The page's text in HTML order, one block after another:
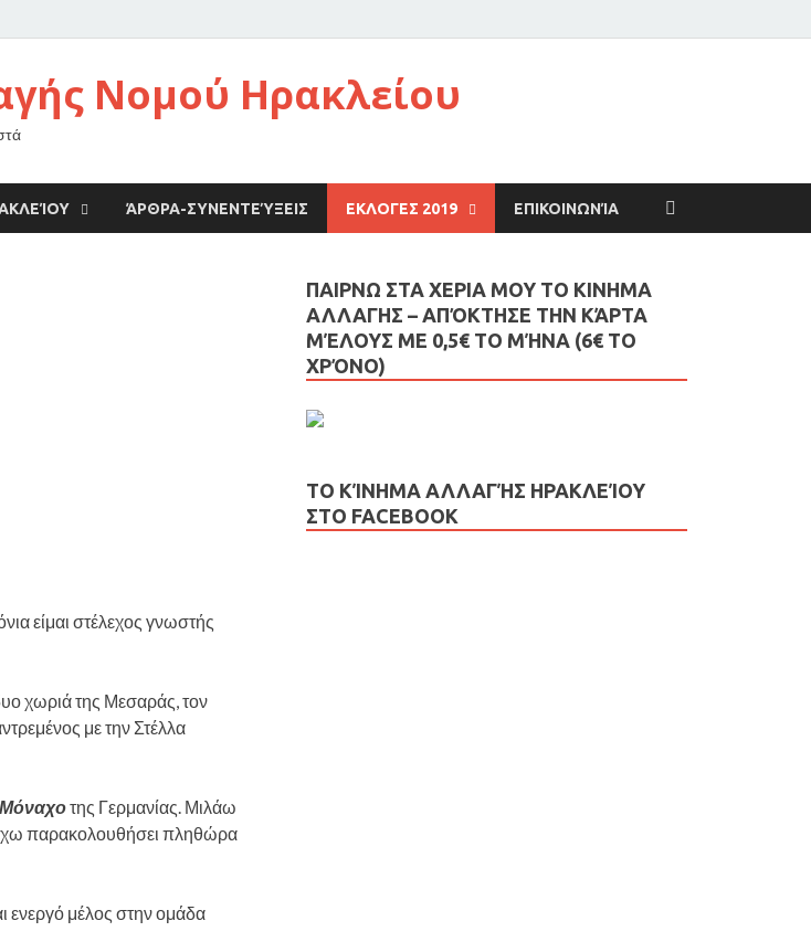
Νομού Ηρακλείου
ΆΡΘΡΑ-ΣΥΝΕΝΤΕΎΞΕΙΣ ΕΚΛΟΓΕΣ 2019 ΕΠΙΚΟΙΝΩΝΊΑ
είμαι στέλεχος γνωστής
χωριά της Μεσαράς, τον
με την Στέλλα
Μόναχοτης Γερμανίας. Μιλάω
έχω παρακολουθήσει πληθώρα
ενεργό μέλος στην ομάδα
ΠΑΙΡΝΩ ΣΤΑ ΧΕΡΙΑ ΜΟΥ ΤΟ ΚΙΝΗΜΑ
ΑΛΛΑΓΗΣ – AΠΌΚΤΗΣΕ ΤΗΝ ΚΆΡΤΑ
ΜΈΛΟΥΣ ΜΕ 0,5€ ΤΟ ΜΉΝΑ (6€ ΤΟ
ΧΡΌΝΟ)
ΤΟ ΚΊΝΗΜΑ ΑΛΛΑΓΉΣ ΗΡΑΚΛΕΊΟΥ
ΣΤΟ FACEBOOK